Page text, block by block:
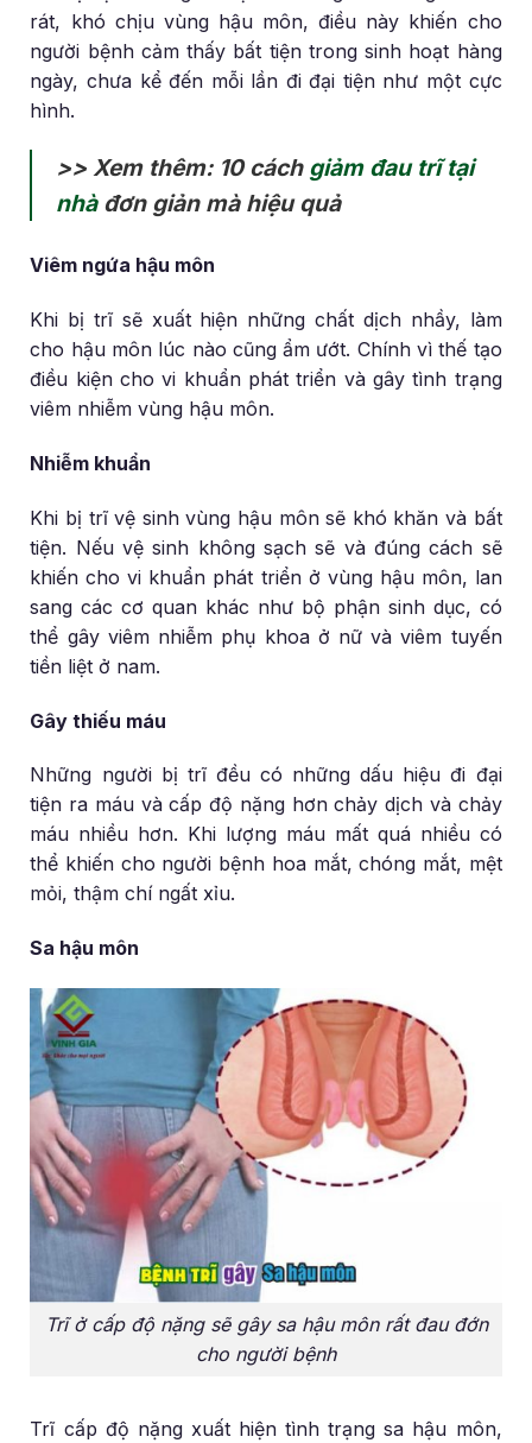
rát, khó chịu vùng hậu môn, điều này khiến cho
người bệnh cảm thấy bất tiện trong sinh hoạt hàng
ngày, chưa kể đến mỗi lần đi đại tiện như một cực
hình.
>> Xem thêm: 10 cách giảm đau trĩ tại
nhàđơn giản mà hiệu quả
Viêm ngứa hậu môn
Khi bị trĩ sẽ xuất hiện những chất dịch nhầy, làm
cho hậu môn lúc nào cũng ẩm ướt. Chính vì thế tạo
điều kiện cho vi khuẩn phát triển và gây tình trạng
viêm nhiễm vùng hậu môn.
Nhiễm khuẩn
Khi bị trĩ vệ sinh vùng hậu môn sẽ khó khăn và bất
tiện. Nếu vệ sinh không sạch sẽ và đúng cách sẽ
khiến cho vi khuẩn phát triển ở vùng hậu môn, lan
sang các cơ quan khác như bộ phận sinh dục, có
thể gây viêm nhiễm phụ khoa ở nữ và viêm tuyến
tiền liệt ở nam.
Gây thiếu máu
Những người bị trĩ đều có những dấu hiệu đi đại
tiện ra máu và cấp độ nặng hơn chảy dịch và chảy
máu nhiều hơn. Khi lượng máu mất quá nhiều có
thể khiến cho người bệnh hoa mắt, chóng mắt, mệt
mỏi, thậm chí ngất xỉu.
Sa hậu môn
Trĩ ở cấp độ nặng sẽ gây sa hậu môn rất đau đớn
cho người bệnh
Trĩ cấp độ nặng xuất hiện tình trạng sa hậu môn,